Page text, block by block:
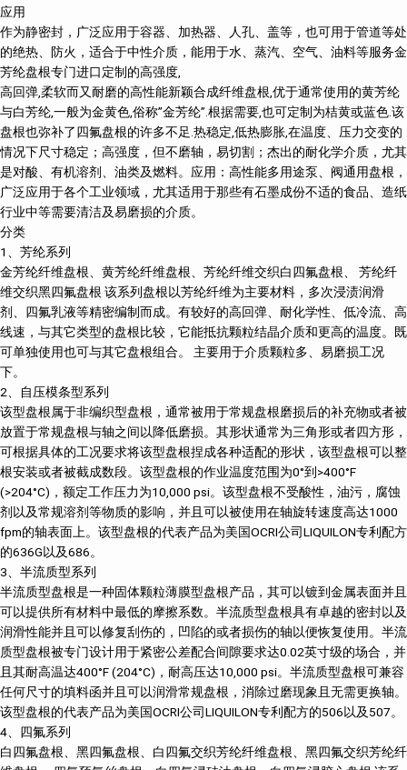
应用
作为静密封，广泛应用于容器、加热器、人孔、盖等，也可用于管道等处
的绝热、防火，适合于中性介质，能用于水、蒸汽、空气、油料等服务金
芳纶盘根专门进口定制的高强度,
高回弹,柔软而又耐磨的高性能新颖合成纤维盘根,优于通常使用的黄芳纶
与白芳纶,一般为金黄色,俗称”金芳纶”.根据需要,也可定制为桔黄或蓝色.该
盘根也弥补了四氟盘根的许多不足.热稳定,低热膨胀,在温度、压力交变的
情况下尺寸稳定；高强度，但不磨轴，易切割；杰出的耐化学介质，尤其
是对酸、有机溶剂、油类及燃料。应用：高性能多用途泵、阀通用盘根，
广泛应用于各个工业领域，尤其适用于那些有石墨成份不适的食品、造纸
行业中等需要清洁及易磨损的介质。
分类
1、芳纶系列
金芳纶纤维盘根、黄芳纶纤维盘根、芳纶纤维交织白四氟盘根、 芳纶纤
维交织黑四氟盘根 该系列盘根以芳纶纤维为主要材料，多次浸渍润滑
剂、四氟乳液等精密编制而成。有较好的高回弹、耐化学性、低冷流、高
线速，与其它类型的盘根比较，它能抵抗颗粒结晶介质和更高的温度。既
可单独使用也可与其它盘根组合。 主要用于介质颗粒多、易磨损工况
下。
2、自压模条型系列
该型盘根属于非编织型盘根，通常被用于常规盘根磨损后的补充物或者被
放置于常规盘根与轴之间以降低磨损。其形状通常为三角形或者四方形，
可根据具体的工况要求将该型盘根捏成各种适配的形状，该型盘根可以整
根安装或者被截成数段。该型盘根的作业温度范围为0°到>400°F
(>204°C)，额定工作压力为10,000 psi。该型盘根不受酸性，油污，腐蚀
剂以及常规溶剂等物质的影响，并且可以被使用在轴旋转速度高达1000
fpm的轴表面上。该型盘根的代表产品为美国OCRI公司LIQUILON专利配方
的636G以及686。
3、半流质型系列
半流质型盘根是一种固体颗粒薄膜型盘根产品，其可以镀到金属表面并且
可以提供所有材料中最低的摩擦系数。半流质型盘根具有卓越的密封以及
润滑性能并且可以修复刮伤的，凹陷的或者损伤的轴以便恢复使用。半流
质型盘根被专门设计用于紧密公差配合间隙要求达0.02英寸级的场合，并
且其耐高温达400°F (204°C)，耐高压达10,000 psi。半流质型盘根可兼容
任何尺寸的填料函并且可以润滑常规盘根，消除过磨现象且无需更换轴。
该型盘根的代表产品为美国OCRI公司LIQUILON专利配方的506以及507。
4、四氟系列
白四氟盘根、黑四氟盘根、白四氟交织芳纶纤维盘根、黑四氟交织芳纶纤